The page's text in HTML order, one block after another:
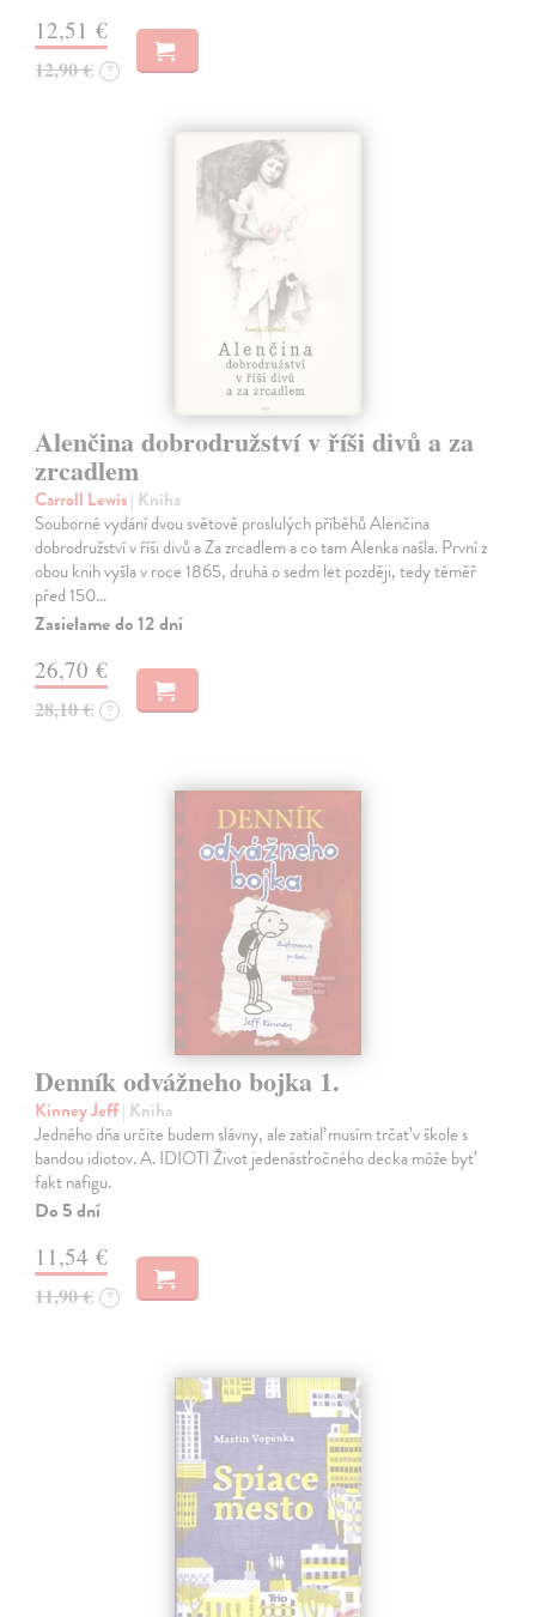
12,51 €
12,90 € ?
Alenčina dobrodružství v říši divů a za
zrcadlem
Carroll Lewis| Kniha
Souborné vydání dvou světově proslulých příběhů Alenčina
dobrodružství v říši divů a Za zrcadlem a co tam Alenka našla. První z
obou knih vyšla v roce 1865, druhá o sedm let později, tedy téměř
před 150…
Zasielame do 12 dní
26,70 €
28,10 € ?
Denník odvážneho bojka 1.
Kinney Jeff| Kniha
Jedného dňa určite budem slávny, ale zatiaľ musím trčať v škole s
bandou idiotov. A. IDIOTI Život jedenásťročného decka môže byť
fakt nafigu.
Do 5 dní
11,54 €
11,90 € ?